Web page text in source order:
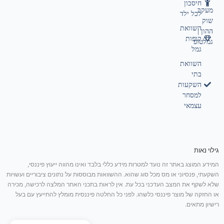
חיסכון
לכל ילד
השוואת
קופות
גמל
השוואת
בתי
השקעות
למסחר
עצמאי
מעקב
שוק
ההון |
גמלטופ
גילוי נאות
המידע המוצג באתר זה נועד למטרות מידע כללי בלבד ואינו מהווה ייעוץ פיננסי,
השקעתי, פנסיוני או מס מכל סוג שהוא. ההשוואות מבוססות על נתונים ציבוריים ועשויות
שלא לשקף את המצב העדכני בכל עת. אין לראות בתכני האתר המלצה לרכישה, מכירה
או החזקה של מוצר פיננסי כלשהו. לפני כל החלטה פיננסית מומלץ להתייעץ עם בעל
רישיון מתאים.